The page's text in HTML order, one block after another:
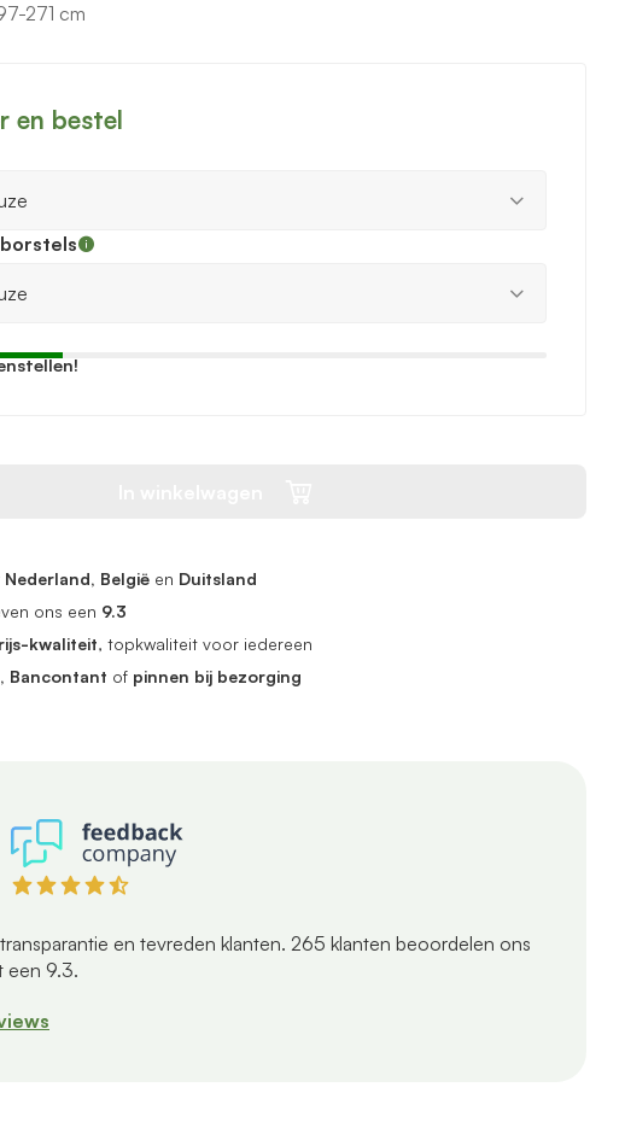
271 cm
en bestel
Nederland, België en Duitsland
ons een 9.3
kwaliteit, topkwaliteit voor iedereen
Bancontant of pinnen bij bezorging
en tevreden klanten. 265 klanten beoordelen ons
een 9.3.